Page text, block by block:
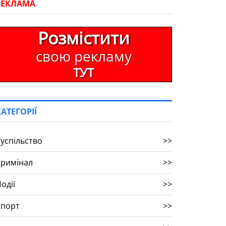
Розмістити
свою рекламу
ТУТ
>>
>>
>>
>>